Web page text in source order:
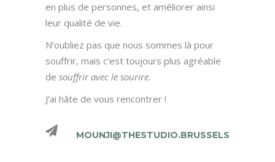
en plus de personnes, et améliorer ainsi
leur qualité de vie.
N’oubliez pas que nous sommes là pour
souffrir, mais c’est toujours plus agréable
de souffrir avec le sourire.
J’ai hâte de vous rencontrer !
MOUNJI@THESTUDIO.BRUSSELS